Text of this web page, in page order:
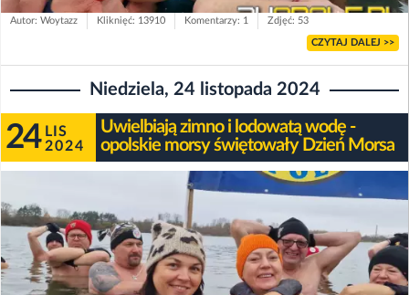
Autor: Woytazz Kliknięć: 13910 Komentarzy: 1 Zdjęć: 53
CZYTAJ DALEJ >>
Niedziela, 24 listopada 2024
24 LIS
2024
Uwielbiają zimno i lodowatą wodę -
opolskie morsy świętowały Dzień Morsa